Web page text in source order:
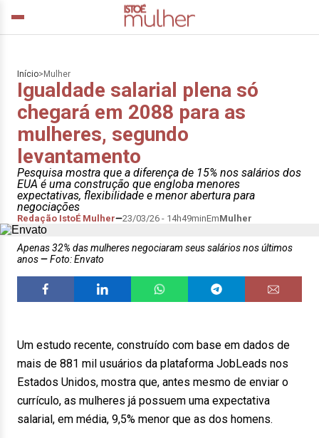
Início> Mulher
Igualdade salarial plena só
chegará em 2088 para as
mulheres, segundo
levantamento
Pesquisa mostra que a diferença de 15% nos salários dos
EUA é uma construção que engloba menores
expectativas, flexibilidade e menor abertura para
negociações
Redação IstoÉ Mulher 23/03/26 - 14h49minEmMulher
Apenas 32% das mulheres negociaram seus salários nos últimos
anos
Foto: Envato
Um estudo recente, construído com base em dados de
mais de 881 mil usuários da plataforma JobLeads nos
Estados Unidos, mostra que, antes mesmo de enviar o
currículo, as mulheres já possuem uma expectativa
salarial, em média, 9,5% menor que as dos homens.